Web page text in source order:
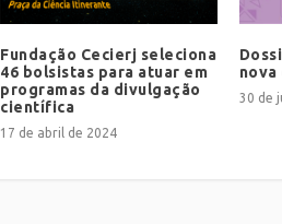
Fundação Cecierj seleciona
46 bolsistas para atuar em
programas da divulgação
científica
17 de abril de 2024
30 de